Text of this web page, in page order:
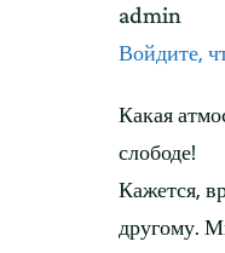
admin
Войдите,
Какая
слободе!
Кажется,
другому.